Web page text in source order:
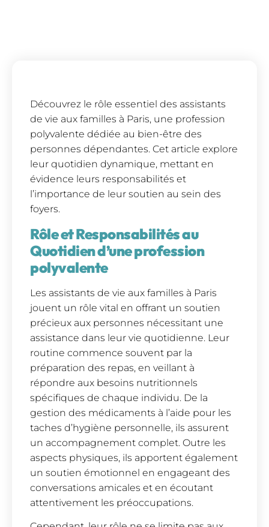
Découvrez le rôle essentiel des assistants
de vie aux familles à Paris, une profession
polyvalente dédiée au bien-être des
personnes dépendantes. Cet article explore
leur quotidien dynamique, mettant en
évidence leurs responsabilités et
l’importance de leur soutien au sein des
foyers.
Rôle et Responsabilités au
Quotidien d’une profession
polyvalente
Les assistants de vie aux familles à Paris
jouent un rôle vital en offrant un soutien
précieux aux personnes nécessitant une
assistance dans leur vie quotidienne. Leur
routine commence souvent par la
préparation des repas, en veillant à
répondre aux besoins nutritionnels
spécifiques de chaque individu. De la
gestion des médicaments à l’aide pour les
taches d’hygiène personnelle, ils assurent
un accompagnement complet. Outre les
aspects physiques, ils apportent également
un soutien émotionnel en engageant des
conversations amicales et en écoutant
attentivement les préoccupations.